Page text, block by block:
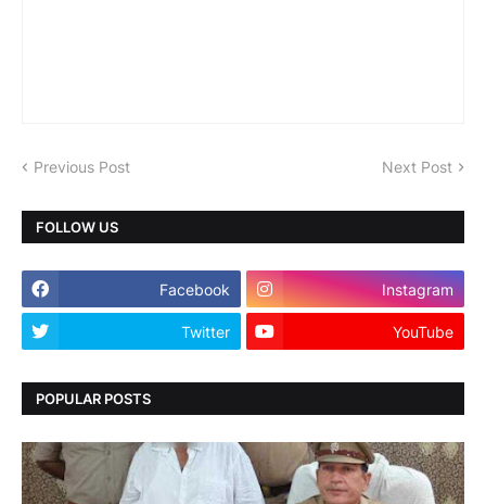
Previous Post Next Post
FOLLOW US
Facebook Instagram
Twitter YouTube
POPULAR POSTS